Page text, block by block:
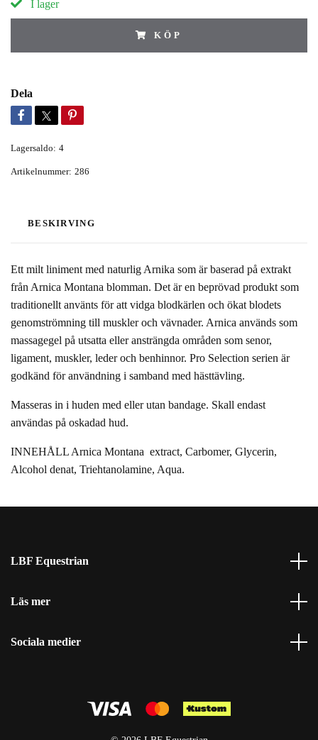
I lager
KÖP
Dela
Lagersaldo: 4
Artikelnummer: 286
BESKIRVING
Ett milt liniment med naturlig Arnika som är baserad på extrakt
från Arnica Montana blomman. Det är en beprövad produkt som
traditionellt använts för att vidga blodkärlen och ökat blodets
genomströmning till muskler och vävnader. Arnica används som
massagegel på utsatta eller ansträngda områden som senor,
ligament, muskler, leder och benhinnor. Pro Selection serien är
godkänd för användning i samband med hästtävling.
Masseras in i huden med eller utan bandage. Skall endast
användas på oskadad hud.
INNEHÅLL Arnica Montana extract, Carbomer, Glycerin,
Alcohol denat, Triehtanolamine, Aqua.
LBF Equestrian
Läs mer
Sociala medier